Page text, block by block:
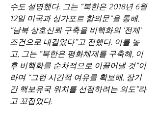
수도 설명했다. 그는 “북한은 2018년 6월
12일 미국과 싱가포르 합의문”을 통해,
“남북 상호신뢰 구축을 비핵화의 ‘전제’
조건으로 내걸었다”고 전했다. 이를 놓
고, 그는 “북한은 평화체제를 구축해, 이
후 비핵화를 순차적으로 이끌어낼 것”이
라며 “그런 시간적 여유를 확보해, 장기
간 핵보유국 위치를 선점하려는 의도”라
고 꼬집었다.